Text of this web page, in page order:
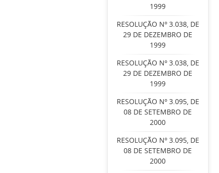
1999
RESOLUÇÃO Nº 3.038, DE
29 DE DEZEMBRO DE
1999
RESOLUÇÃO Nº 3.038, DE
29 DE DEZEMBRO DE
1999
RESOLUÇÃO Nº 3.095, DE
08 DE SETEMBRO DE
2000
RESOLUÇÃO Nº 3.095, DE
08 DE SETEMBRO DE
2000